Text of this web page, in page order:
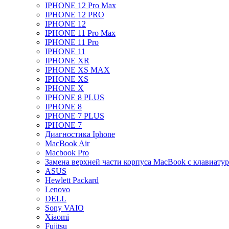
IPHONE 12 Pro Max
IPHONE 12 PRO
IPHONE 12
IPHONE 11 Pro Max
IPHONE 11 Pro
IPHONE 11
IPHONE XR
IPHONE XS MAX
IPHONE XS
IPHONE X
IPHONE 8 PLUS
IPHONE 8
IPHONE 7 PLUS
IPHONE 7
Диагностика Iphone
MacBook Air
Macbook Pro
Замена верхней части корпуса MacBook с
ASUS
Hewlett Packard
Lenovo
DELL
Sony VAIO
Xiaomi
Fujitsu